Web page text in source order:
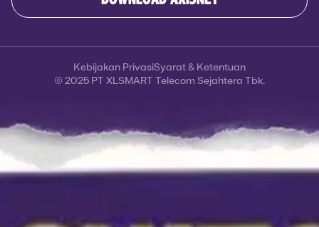
© 2025 PT XLSMART Telecom Sejahtera Tbk.
Kebijakan PrivasiSyarat & Ketentuan